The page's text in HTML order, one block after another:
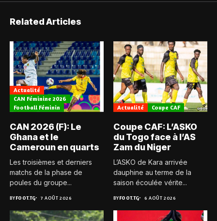
Related Articles
Actualité
CAN Féminine 2026
Football Féminin
CAN 2026 (F): Le
Ghana et le
Cameroun en quarts
Les troisièmes et derniers
matchs de la phase de
poules du groupe...
BYFOOT.TG 7 AOÛT 2026
Actualité Coupe CAF
Coupe CAF: L’ASKO
du Togo face à l’AS
Zam du Niger
L’ASKO de Kara arrivée
dauphine au terme de la
saison écoulée vérite...
BYFOOT.TG 6 AOÛT 2026